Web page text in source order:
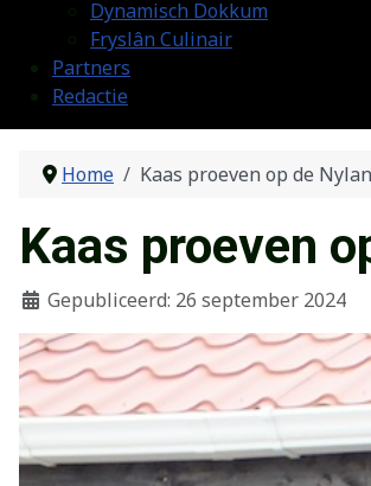
Dynamisch Dokkum
Fryslân Culinair
Partners
Redactie
Home Kaas proeven op de
Kaas proeven
Gepubliceerd: 26 september 2024